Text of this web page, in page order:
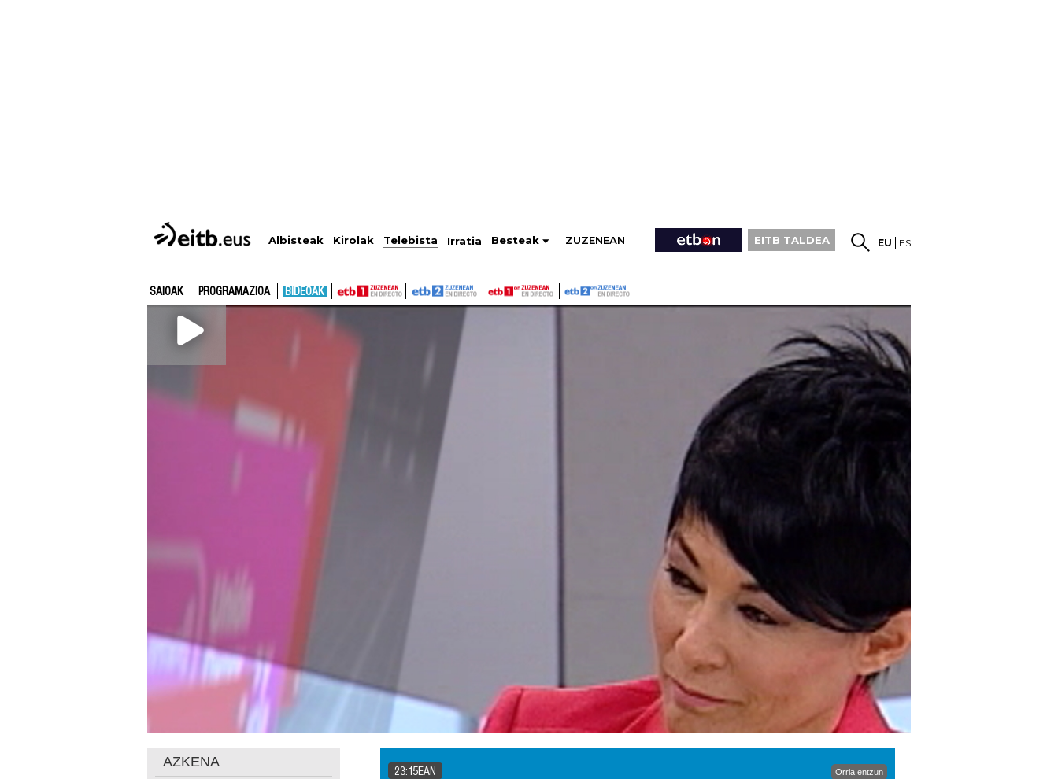
Albisteak Kirolak Telebista Irratia Besteak ZUZENEAN EITB TALDEA EU ES
SAIOAK PROGRAMAZIOA BIDEOAK
23:15EAN Orria entzun
AZKENA